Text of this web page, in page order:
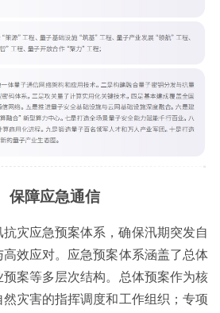
保障应急通信
灾应急预案体系，确保汛期突发自
效应对。应急预案体系涵盖了总体
案等多层次结构。总体预案作为核
灾害的指挥调度和工作组织；专项